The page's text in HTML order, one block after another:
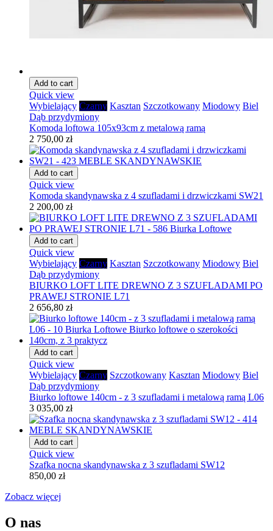
Add to cart
Quick view
Wybielający Czarny Kasztan Szczotkowany Miodowy Biel
Dąb przydymiony
Komoda loftowa 105x93cm z metalową ramą
2 750,00 zł
Add to cart
Quick view
Komoda skandynawska z 4 szufladami i drzwiczkami SW21
2 200,00 zł
Add to cart
Quick view
Wybielający Czarny Kasztan Szczotkowany Miodowy Biel
Dąb przydymiony
BIURKO LOFT LITE DREWNO Z 3 SZUFLADAMI PO
PRAWEJ STRONIE L71
2 656,80 zł
Add to cart
Quick view
Wybielający Czarny Szczotkowany Kasztan Miodowy Biel
Dąb przydymiony
Biurko loftowe 140cm - z 3 szufladami i metalową ramą L06
3 035,00 zł
Add to cart
Quick view
Szafka nocna skandynawska z 3 szufladami SW12
850,00 zł
Zobacz więcej
O nas